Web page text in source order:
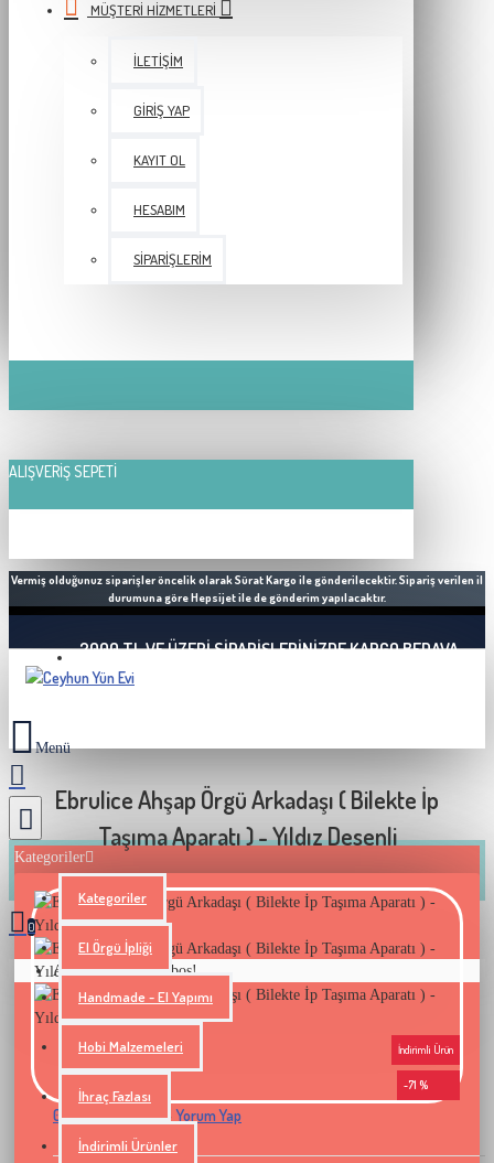
MÜŞTERI HIZMETLERI
İLETIŞIM
GIRIŞ YAP
KAYIT OL
HESABIM
SIPARIŞLERIM
ALIŞVERIŞ SEPETI
Vermiş olduğunuz siparişler öncelik olarak Sürat Kargo ile gönderilecektir. Sipariş verilen il
durumuna göre Hepsijet ile de gönderim yapılacaktır.
2000 TL VE ÜZERI SIPARIŞLERINIZDE KARGO BEDAVA
Kategoriler
Kategoriler
El Örgü İpliği
Handmade - El Yapımı
Hobi Malzemeleri
İhraç Fazlası
İndirimli Ürünler
0
Alışveriş sepetiniz boş!
Ebrulice Ahşap Örgü Arkadaşı ( Bilekte İp
Taşıma Aparatı ) - Yıldız Desenli
İndirimli Ürün
-71 %
0 yorum yapılmış. - Yorum Yap